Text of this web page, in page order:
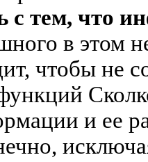
с тем, что
в этом
чтобы не
и ее